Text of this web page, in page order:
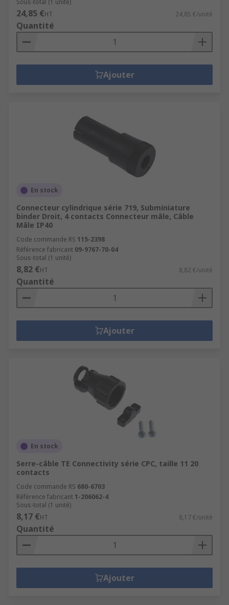
Sous-total (1 unité)
24,85 €HT 24,85 €/unité
Quantité
Ajouter
En stock
Connecteur cylindrique série 719, Subminiature
binder Droit, 4 contacts Connecteur mâle, Câble
Mâle IP40
Code commande RS 115-2398
Référence fabricant 09-9767-70-04
Sous-total (1 unité)
8,82 €HT 8,82 €/unité
Quantité
Ajouter
En stock
Serre-câble TE Connectivity série CPC, taille 11 20
contacts
Code commande RS 680-6703
Référence fabricant 1-206062-4
Sous-total (1 unité)
8,17 €HT 8,17 €/unité
Quantité
Ajouter